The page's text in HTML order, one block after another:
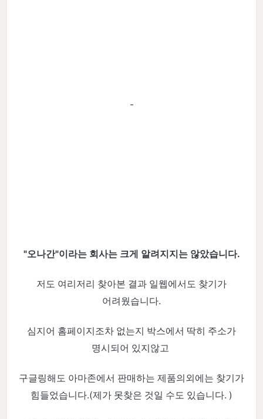
-
"오나간"이라는 회사는 크게 알려지지는 않았습니다.
저도 여리저리 찾아본 결과 일웹에서도 찾기가
어려웠습니다.
심지어 홈페이지조차 없는지 박스에서 딱히 주소가
명시되어 있지않고
구글링해도 아마존에서 판매하는 제품의외에는 찾기가
힘들었습니다.(제가 못찾은 것일 수도 있습니다. )